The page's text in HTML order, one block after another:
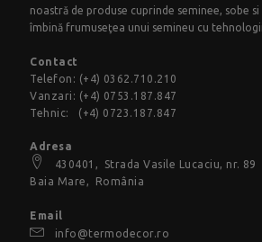
noastră de produse cuprinde seminee, sobe
îmbină frumuseţea unui semineu cu
Contact
Telefon: (+4) 0362.710.210
Vanzari: (+4) 0753.187.847
Tehnic:
(+4) 0723.187.847
Adresa
430401, Strada Vasile Lucaciu, nr. 89
Baia Mare, România
Email
info@termodecor.ro